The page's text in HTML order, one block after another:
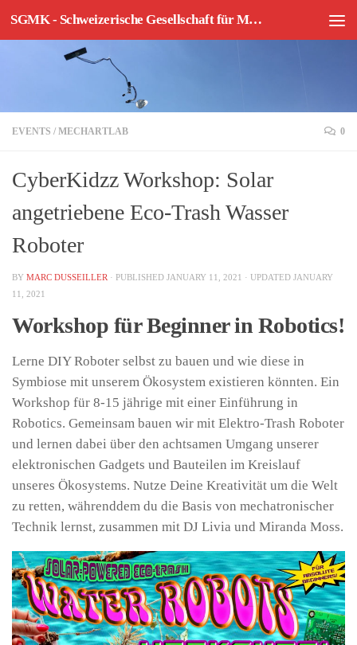
Skip to content SGMK - Schweizerische Gesellschaft für Mechatronische Kunst
EVENTS / MECHARTLAB 0
CyberKidzz Workshop: Solar
angetriebene Eco-Trash Wasser
Roboter
BY MARC DUSSEILLER · PUBLISHED JANUARY 11, 2021 · UPDATED JANUARY
11, 2021
Workshop für Beginner in Robotics!
Lerne DIY Roboter selbst zu bauen und wie diese in
Symbiose mit unserem Ökosystem existieren könnten. Ein
Workshop für 8-15 jährige mit einer Einführung in
Robotics. Gemeinsam bauen wir mit Elektro-Trash Roboter
und lernen dabei über den achtsamen Umgang unserer
elektronischen Gadgets und Bauteilen im Kreislauf
unseres Ökosystems. Nutze Deine Kreativität um die Welt
zu retten, währenddem du die Basis von mechatronischer
Technik lernst, zusammen mit DJ Livia und Miranda Moss.